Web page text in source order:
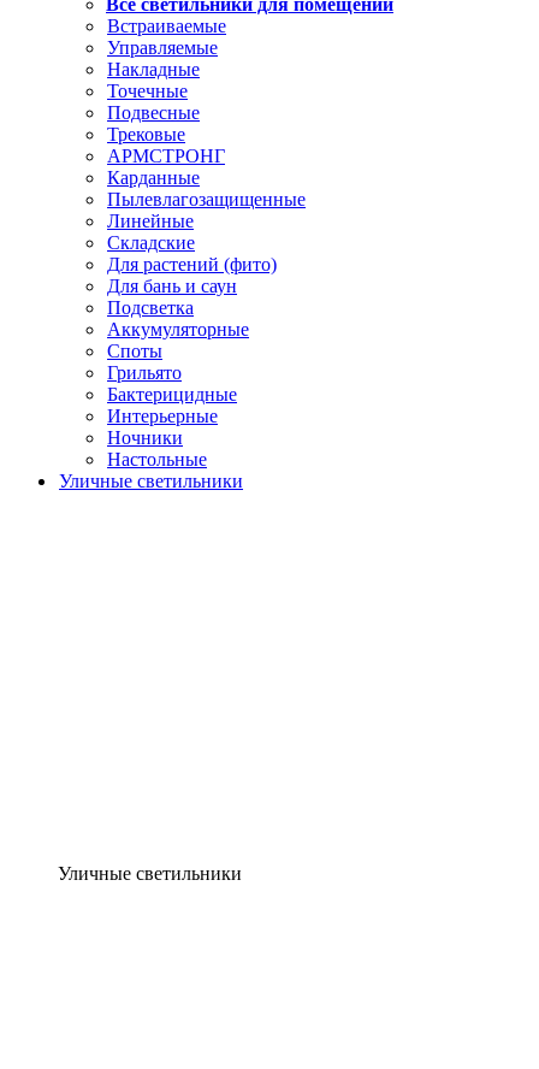
Все светильники для помещений
Встраиваемые
Управляемые
Накладные
Точечные
Подвесные
Трековые
АРМСТРОНГ
Карданные
Пылевлагозащищенные
Линейные
Складские
Для растений (фито)
Для бань и саун
Подсветка
Аккумуляторные
Споты
Грильято
Бактерицидные
Интерьерные
Ночники
Настольные
Уличные светильники
Уличные светильники